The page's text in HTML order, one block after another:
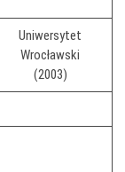
Uniwersytet
Wrocławski
(2003)